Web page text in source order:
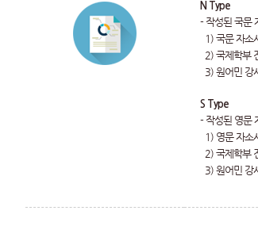
N Type
- 작성된 국문
1) 국문 자소
2) 국제학부
3) 원어민 강
S Type
- 작성된 영문
1) 영문 자소
2) 국제학부
3) 원어민 강